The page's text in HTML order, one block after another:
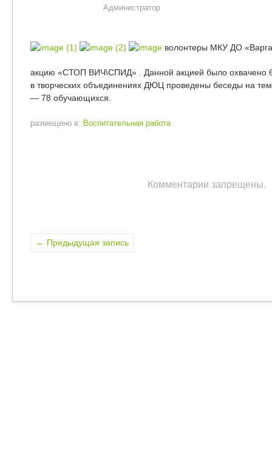
Администратор
волонтеры МКУ ДО
акцию «СТОП ВИЧ\СПИД» . Данной акцией было охвачено
в творческих объединениях ДЮЦ проведены беседы на
— 78 обучающихся.
размещено в: Воспитательная работа
Комментарии запрещены.
← Предыдущая запись